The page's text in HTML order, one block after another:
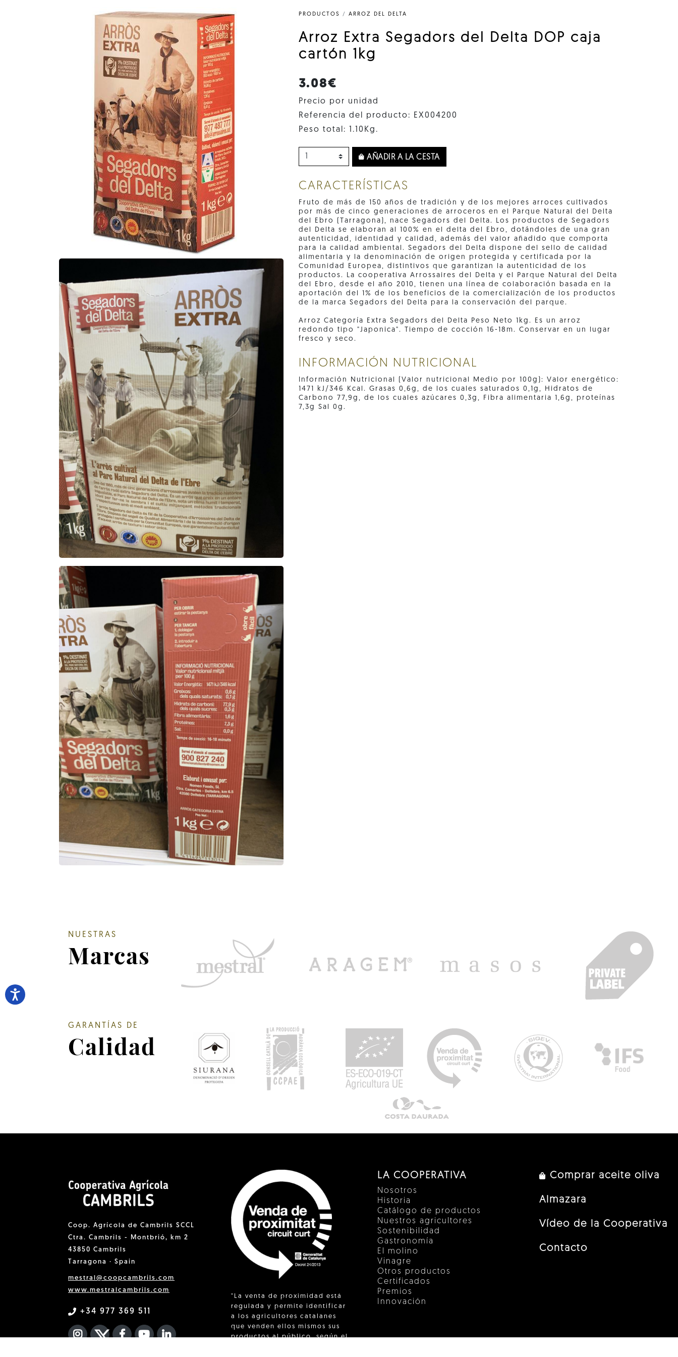
PRODUCTOS / ARROZ DEL DELTA
Arroz Extra Segadors del Delta DOP caja
cartón 1kg
3.08€
Precio por unidad
Referencia del producto: EX004200
Peso total: 1.10Kg.
AÑADIR A LA CESTA
CARACTERÍSTICAS
Fruto de más de 150 años de tradición y de los mejores arroces cultivados
por más de cinco generaciones de arroceros en el Parque Natural del Delta
del Ebro (Tarragona), nace Segadors del Delta. Los productos de Segadors
del Delta se elaboran al 100% en el delta del Ebro, dotándoles de una gran
autenticidad, identidad y calidad, además del valor añadido que comporta
para la calidad ambiental. Segadors del Delta dispone del sello de calidad
alimentaria y la denominación de origen protegida y certificada por la
Comunidad Europea, distintivos que garantizan la autenticidad de los
productos. La cooperativa Arrossaires del Delta y el Parque Natural del Delta
del Ebro, desde el año 2010, tienen una línea de colaboración basada en la
aportación del 1% de los beneficios de la comercialización de los productos
de la marca Segadors del Delta para la conservación del parque.
Arroz Categoría Extra Segadors del Delta Peso Neto 1kg. Es un arroz
redondo tipo "Japonica". Tiempo de cocción 16-18m. Conservar en un lugar
fresco y seco.
INFORMACIÓN NUTRICIONAL
Información Nutricional (Valor nutricional Medio por 100g): Valor energético:
1471 kJ/346 Kcal. Grasas 0,6g, de los cuales saturados 0,1g, Hidratos de
Carbono 77,9g, de los cuales azúcares 0,3g, Fibra alimentaria 1,6g, proteínas
7,3g Sal 0g.
NUESTRAS
Marcas
GARANTÍAS DE
Calidad
Coop. Agrícola de Cambrils SCCL
Ctra. Cambrils - Montbrió, km 2
43850 Cambrils
Tarragona · Spain
mestral@coopcambrils.com
www.mestralcambrils.com
+34 977 369 511
INSTAGRAM
TWITTER
FACEBOOK F
YOUTUBEFA LINKEDIN IN
"La venta de proximidad está
regulada y permite identificar
a los agricultores catalanes
que venden ellos mismos sus
productos al público, según el
LA COOPERATIVA
Nosotros
Historia
Catálogo de productos
Nuestros agricultores
Sostenibilidad
Gastronomía
El molino
Vinagre
Otros productos
Certificados
Premios
Innovación
Comprar aceite oliva
Almazara
Vídeo de la Cooperativa
Contacto